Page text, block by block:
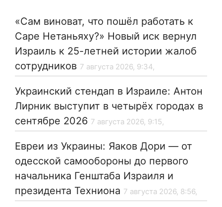
«Сам виноват, что пошёл работать к
Саре Нетаньяху?» Новый иск вернул
Израиль к 25-летней истории жалоб
сотрудников 7 августа 2026, 9:34,
Украинский стендап в Израиле: Антон
Лирник выступит в четырёх городах в
сентябре 2026 7 августа 2026, 9:15,
Евреи из Украины: Яаков Дори — от
одесской самообороны до первого
начальника Генштаба Израиля и
президента Техниона 7 августа 2026, 8:56,